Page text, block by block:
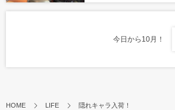
今日から10月！
HOME LIFE 隠れキャラ入荷！